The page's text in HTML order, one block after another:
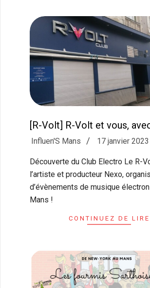
[R-Volt] R-Volt et vous,
2023-
17
Influen'S Mans 17 janvier 2023
Découverte du Club Electro Le R-
l’artiste et producteur Nexo,
d’évènements de musique
Mans !
CONTINUEZ DE LIRE